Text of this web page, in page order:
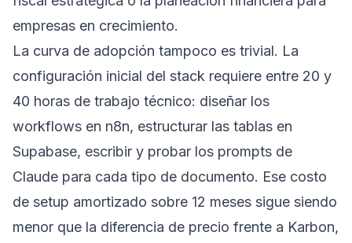
empresas en crecimiento.
La curva de adopción tampoco es trivial. La
configuración inicial del stack requiere entre 20 y
40 horas de trabajo técnico: diseñar los
workflows en n8n, estructurar las tablas en
Supabase, escribir y probar los prompts de
Claude para cada tipo de documento. Ese costo
de setup amortizado sobre 12 meses sigue siendo
menor que la diferencia de precio frente a Karbon,